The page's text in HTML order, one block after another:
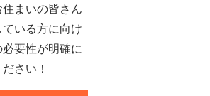
住まいの皆さん
いる方に向け
要性が明確に
さい！